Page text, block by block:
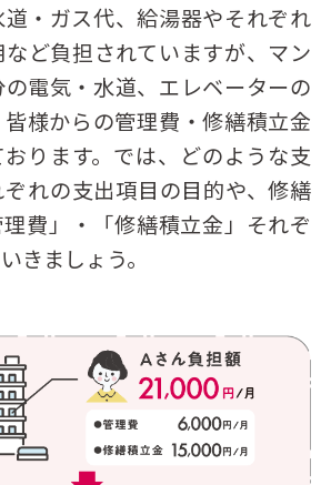
・ガス代、給湯器やそれぞれ
ど負担されていますが、マン
電気・水道、エレベーターの
様からの管理費・修繕積立金
ります。では、どのような支
れの支出項目の目的や、修繕
費」・「修繕積立金」それぞ
きましょう。